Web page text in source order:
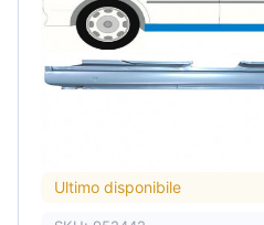
Ultimo disponibile